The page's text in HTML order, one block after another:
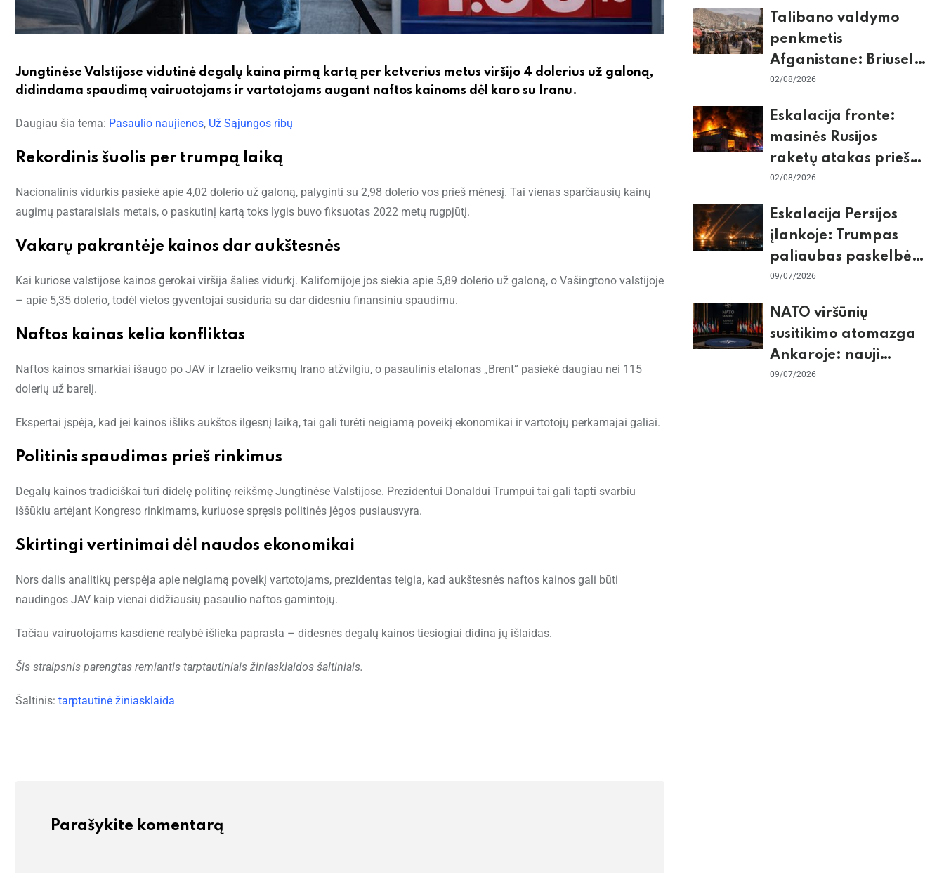
Jungtinėse Valstijose vidutinė degalų kaina pirmą kartą per ketverius metus viršijo 4 dolerius už galoną,
didindama spaudimą vairuotojams ir vartotojams augant naftos kainoms dėl karo su Iranu.
Daugiau šia tema: Pasaulio naujienos, Už Sąjungos ribų
Rekordinis šuolis per trumpą laiką
Nacionalinis vidurkis pasiekė apie 4,02 dolerio už galoną, palyginti su 2,98 dolerio vos prieš mėnesį. Tai vienas sparčiausių kainų
augimų pastaraisiais metais, o paskutinį kartą toks lygis buvo fiksuotas 2022 metų rugpjūtį.
Vakarų pakrantėje kainos dar aukštesnės
Kai kuriose valstijose kainos gerokai viršija šalies vidurkį. Kalifornijoje jos siekia apie 5,89 dolerio už galoną, o Vašingtono valstijoje
– apie 5,35 dolerio, todėl vietos gyventojai susiduria su dar didesniu finansiniu spaudimu.
Naftos kainas kelia konfliktas
Naftos kainos smarkiai išaugo po JAV ir Izraelio veiksmų Irano atžvilgiu, o pasaulinis etalonas „Brent“ pasiekė daugiau nei 115
dolerių už barelį.
Ekspertai įspėja, kad jei kainos išliks aukštos ilgesnį laiką, tai gali turėti neigiamą poveikį ekonomikai ir vartotojų perkamajai galiai.
Politinis spaudimas prieš rinkimus
Degalų kainos tradiciškai turi didelę politinę reikšmę Jungtinėse Valstijose. Prezidentui Donaldui Trumpui tai gali tapti svarbiu
iššūkiu artėjant Kongreso rinkimams, kuriuose spręsis politinės jėgos pusiausvyra.
Skirtingi vertinimai dėl naudos ekonomikai
Nors dalis analitikų perspėja apie neigiamą poveikį vartotojams, prezidentas teigia, kad aukštesnės naftos kainos gali būti
naudingos JAV kaip vienai didžiausių pasaulio naftos gamintojų.
Tačiau vairuotojams kasdienė realybė išlieka paprasta – didesnės degalų kainos tiesiogiai didina jų išlaidas.
Šis straipsnis parengtas remiantis tarptautiniais žiniasklaidos šaltiniais.
Šaltinis: tarptautinė žiniasklaida
Parašykite komentarą
Antarktidos
paradokso
Talibano valdymo
penkmetis
Afganistane: Briuselio
vizito užkulisiai, gilus
konfliktas su
Pakistanu
02/08/2026
Eskalacija fronte:
masinės Rusijos
raketų atakas prieš
Kijevą, dronų smūgiai
žiemos krizės grėsmė
02/08/2026
Eskalacija Persijos
įlankoje: Trumpas
paliaubas paskelbė
baigtomis, JAV
taikinių Irane
09/07/2026
NATO viršūnių
susitikimo atomazga
Ankaroje: nauji
įsipareigojimai
09/07/2026